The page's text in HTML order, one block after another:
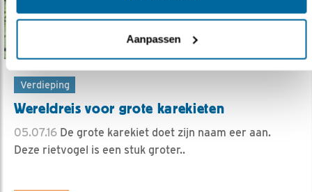
Aanpassen
Verdieping
Wereldreis voor grote karekieten
05.07.16 De grote karekiet doet zijn naam eer aan.
Deze rietvogel is een stuk groter..